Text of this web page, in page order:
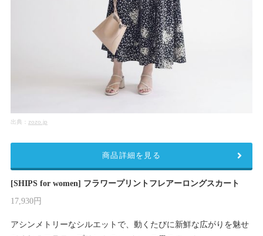
出典： zozo.jp
[SHIPS for women] フラワープリントフレアーロングスカート
17,930円
アシンメトリーなシルエットで、動くたびに新鮮な広がりを魅せ
商品詳細を見る